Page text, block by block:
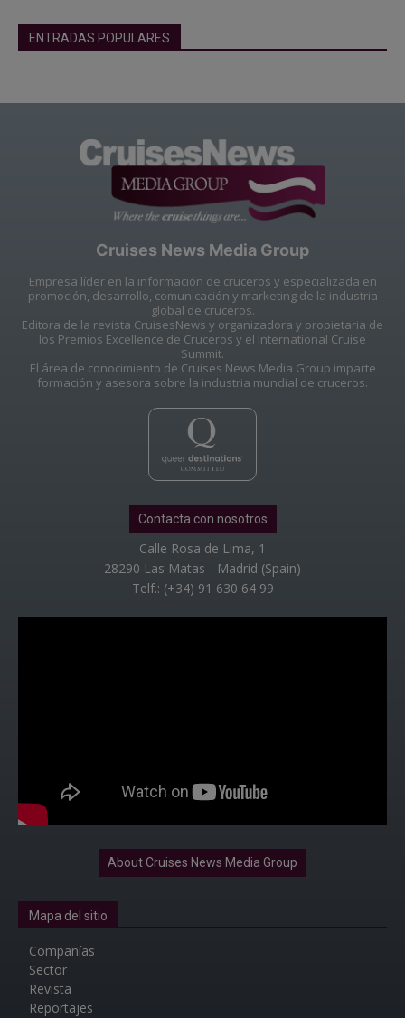
ENTRADAS POPULARES
Cruises News Media Group
Empresa líder en la información de cruceros y especializada en
promoción, desarrollo, comunicación y marketing de la industria
global de cruceros.
Editora de la revista CruisesNews y organizadora y propietaria de
los Premios Excellence de Cruceros y el International Cruise
Summit.
El área de conocimiento de Cruises News Media Group imparte
formación y asesora sobre la industria mundial de cruceros.
Contacta con nosotros
Calle Rosa de Lima, 1
28290 Las Matas - Madrid (Spain)
Telf.: (+34) 91 630 64 99
About Cruises News Media Group
Mapa del sitio
Compañías
Sector
Revista
Reportajes